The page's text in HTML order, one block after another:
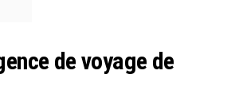
de voyage de